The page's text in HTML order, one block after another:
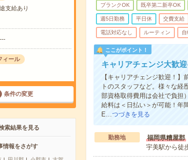
支給あり
---
ィール
条件の変更
索結果を見る
情報をさがす
ブランクOK 既卒第二新卒OK
週5日勤務 平日休 交費支給
電話対応なし ルーティン
ここがポイント！
キャリアチェンジ大歓
【キャリアチェンジ歓迎！
トのスタッフなど。様々な
部資格取得費用は会社で負担
給料は＜日払い＞が可能！年
E…つづきを見る
勤務地
福岡県糟屋郡
宇美駅から徒